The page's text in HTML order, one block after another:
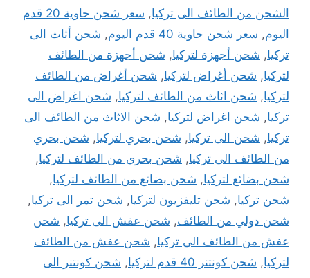
الشحن من الطائف الى تركيا,
سعر شحن حاوية 20 قدم
اليوم, سعر شحن حاوية 40 قدم اليوم , شحن أثاث الى
تركيا, شحن أجهزة لتركيا, شحن أجهزة من الطائف
لتركيا, شحن أغراض لتركيا, شحن أغراض من الطائف
لتركيا, شحن اثاث من الطائف لتركيا, شحن اغراض الى
تركيا, شحن اغراض لتركيا, شحن الاثاث من الطائف الى
تركيا, شحن الى تركيا, شحن بحري لتركيا, شحن بحري
من الطائف الى تركيا, شحن بحري من الطائف لتركيا,
شحن بضائع لتركيا, شحن بضائع من الطائف لتركيا,
شحن تركيا, شحن تليفزيون لتركيا, شحن تمر الى تركيا,
شحن دولي من الطائف, شحن عفش الى تركيا, شحن
عفش من الطائف الى تركيا, شحن عفش من الطائف
لتركيا, شحن كونتنر 40 قدم لتركيا , شحن كونتنر الى